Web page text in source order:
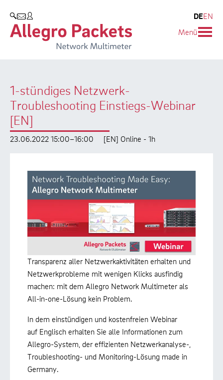
SUCHEN
DEEN
Menü
1-stündiges Netzwerk-
Troubleshooting Einstiegs-Webinar
[EN]
23.06.2022 15:00–16:00 [EN] Online - 1h
Transparenz aller Netzwerkaktivitäten erhalten und
Netzwerkprobleme mit wenigen Klicks ausfindig
machen: mit dem Allegro Network Multimeter als
All-in-one-Lösung kein Problem.
In dem einstündigen und kostenfreien Webinar
auf Englisch erhalten Sie alle Informationen zum
Allegro-System, der effizienten Netzwerkanalyse-,
Troubleshooting- und Monitoring-Lösung made in
Germany.
Allegro Network Multimeter
Produktübersicht
Use Cases
Whitepaper
Case Studies
Videos
Produkt-Handbuch
Unternehmen
Partner
Umweltschutz
Forschung und Lehre